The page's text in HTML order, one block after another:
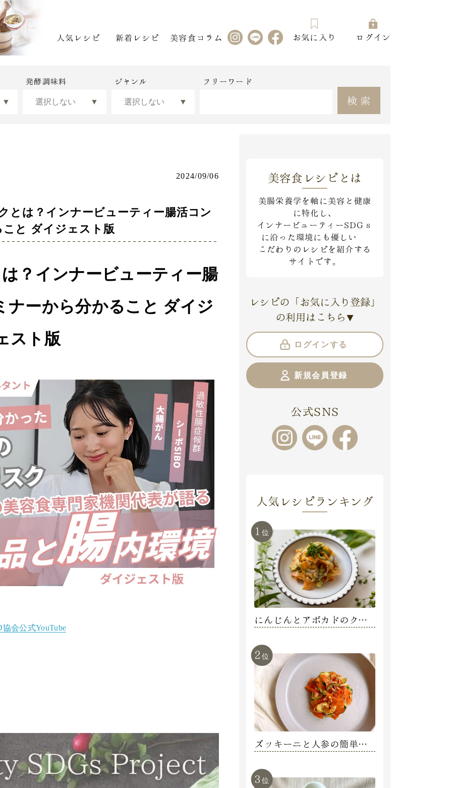
人気レシピ 新着レシピ 美容食コラム お気に入り ログイン
発酵調味料 ジャンル フリーワード
検索
2024/09/06
とは？インナービューティー腸活コン
と ダイジェスト版
？インナービューティー腸
ナーから分かること ダイジ
スト版
協会公式YouTube
美容食レシピとは
美腸栄養学を軸に美容と健康
に特化し、
インナービューティーSDGｓ
に沿った環境にも優しい
こだわりのレシピを紹介する
サイトです。
レシピの「お気に入り登録」
の利用はこちら ▼
ログインする
新規会員登録
公式SNS
人気レシピランキング
1 位
にんじんとアボカドのクリ
日香】
2位
ズッキーニと人参の簡単美
3 位